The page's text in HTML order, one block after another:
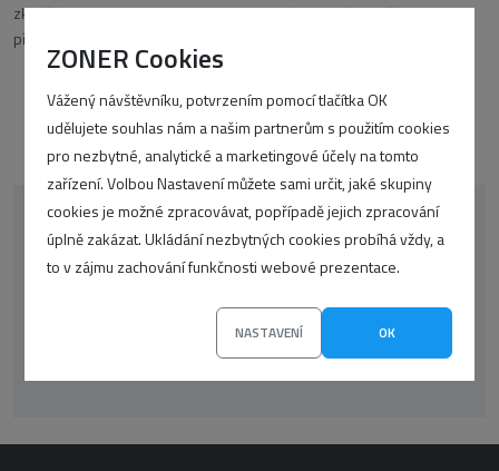
ZONER Cookies
Vážený návštěvníku, potvrzením pomocí tlačítka OK
udělujete souhlas nám a našim partnerům s použitím cookies
pro nezbytné, analytické a marketingové účely na tomto
zařízení. Volbou Nastavení můžete sami určit, jaké skupiny
cookies je možné zpracovávat, popřípadě jejich zpracování
úplně zakázat. Ukládání nezbytných cookies probíhá vždy, a
to v zájmu zachování funkčnosti webové prezentace.
NASTAVENÍ OK
zkouší prolomit heslo do systému pomocí hrubé síly. Změna URL pro
přihlášení do
CSS google korektor oop-php
WordPress
Zprávičky Články